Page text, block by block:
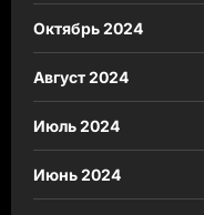
Октябрь 2024
Август 2024
Июль 2024
Июнь 2024